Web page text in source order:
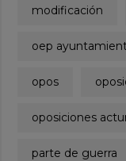
modificación
oep
opos
oposiciones
parte de guerra